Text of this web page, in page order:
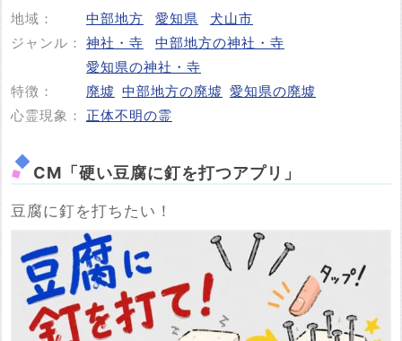
投稿する
地域： 中部地方 愛知県
犬山市
ジャンル： 神社・寺
中部地方の神社・寺
愛知県の神社・寺
特徴：
廃墟 中部地方の廃墟 愛知県の廃墟
心霊現象：
正体不明の霊
CM「硬い豆腐に釘を打つアプリ」
豆腐に釘を打ちたい！